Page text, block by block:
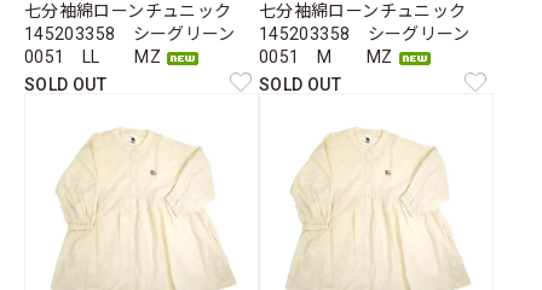
七分袖綿ローンチュニック
145203358 シーグリーン
0051 LL MZ
SOLD OUT
七分袖綿ローンチュニック
145203358 シーグリーン
0051 M MZ
SOLD OUT